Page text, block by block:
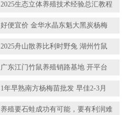
2025生态立体养殖技术经验总汇教程
好便宜价 金华水晶东魁大黑炭杨梅
2025舟山散养比利时野兔 湖州竹鼠
广东江门竹鼠养殖销路基地 开平台
1年早熟南方杨梅苗批发 早佳2-3月
养殖要石蛙成功有可能，要有利润难